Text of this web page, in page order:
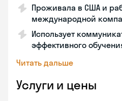
Проживала в США и
международной
Использует
эффективного
Читать дальше
Услуги и цены